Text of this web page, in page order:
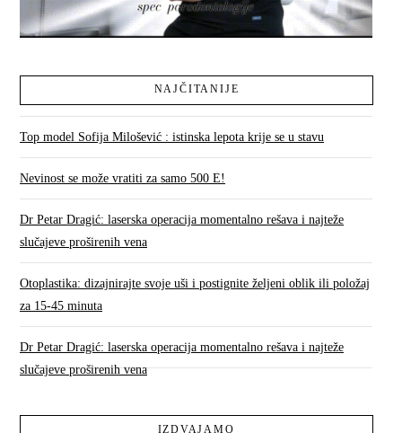
NAJČITANIJE
Top model Sofija Milošević : istinska lepota krije se u stavu
Nevinost se može vratiti za samo 500 E!
Dr Petar Dragić: laserska operacija momentalno rešava i najteže
slučajeve proširenih vena
Otoplastika: dizajnirajte svoje uši i postignite željeni oblik ili položaj
za 15-45 minuta
Dr Petar Dragić: laserska operacija momentalno rešava i najteže
slučajeve proširenih vena
IZDVAJAMO